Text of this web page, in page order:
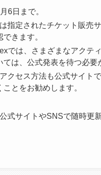
6日まで。
指定されたチケット販売
きます。
では、さまざまなアクテ
は、公式発表を待つ必要
クセス方法も公式サイト
とをお勧めします。
式サイトやSNSで随時更